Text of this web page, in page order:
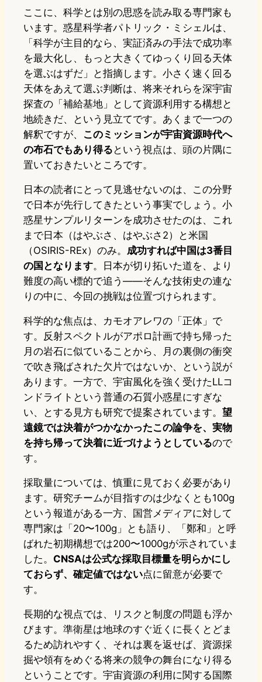
ここに、科学とは別の思惑を読み取る専門家も
います。惑星科学者パトリック・ミシェルは、
「科学が主目的なら、実証済みの手法で成功率
を最大化し、もっと大きくてゆっくり回る天体
を選ぶはずだ」と指摘します。小さく速く回る
天体をあえて選ぶ判断は、将来それらを深宇宙
探査の「補給基地」として資源利用する構想と
地続きだ、という見立てです。あくまで一つの
解釈ですが、 このミッションが宇宙資源時代へ
の布石でもあり得る という視点は、頭の片隅に
置いておきたいところです。
日本の読者にとって見逃せないのは、この分野
で日本が先行してきたという事実でしょう。小
惑星サンプルリターンを成功させたのは、これ
まで日本（はやぶさ、はやぶさ2）と米国
（OSIRIS-REx）のみ。 成功すれば中国は3番目
の国となります。日本が切り拓いた道を、より
難度の高い標的で追う――そんな技術史の連な
りの中に、今回の挑戦は位置づけられます。
科学的な焦点は、カモオアレワの「正体」で
す。反射スペクトルがアポロ計画で持ち帰った
月の岩石に似ていることから、月の裏側の衝突
で吹き飛ばされた欠片ではないか、という説が
あります。一方で、宇宙風化を強く受けたLLコ
ンドライトという普通の石質小惑星にすぎな
い、とする見方も研究で提案されています。 望
遠鏡では決着がつかなかったこの論争を、実物
を持ち帰って決着に近づけようとしているので
す。
採取量については、慎重に見ておく必要があり
ます。研究チームが目指すのは少なくとも100g
という報道がある一方、国営メディアに対して
専門家は「20〜100g」とも語り、「鄭和」と呼
ばれた初期構想では200〜1000gが示されていま
した。 CNSAは公式な採取目標量を明らかにし
ておらず、確定値ではない点に留意が必要で
す。
長期的な視点では、リスクと制度の問題も浮か
びます。準衛星は地球のすぐ近くに長くとどま
るため訪れやすく、それは裏を返せば、資源採
掘や領有をめぐる将来の競争の舞台になり得る
ということです。宇宙資源の利用に関する国際